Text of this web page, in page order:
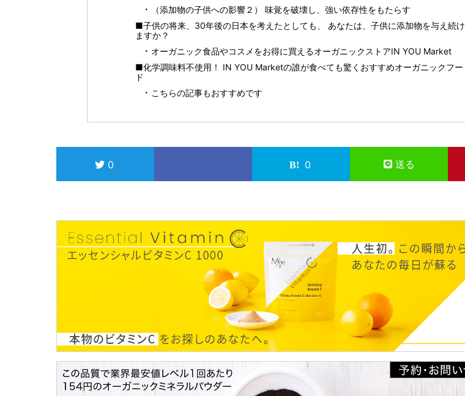
（添加物の子供への影響２） 味覚を破壊し、強い依存性をもたらす
■子供の将来、30年後の日本を考えたとしても、 あなたは、子供に添加物を与え続け
ますか？
オーガニック食品やコスメをお得に買えるオーガニックストアIN YOU Market
■化学調味料不使用！ IN YOU Marketの誰が食べても驚くおすすめオーガニックフー
ド
こちらの記事もおすすめです
0 0 送る